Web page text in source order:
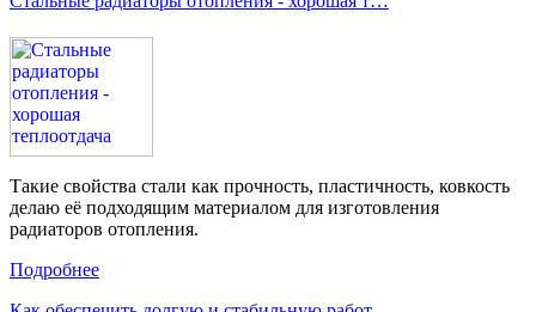
Такие свойства стали как прочность, пластичность, ковкость
делаю её подходящим материалом для изготовления
радиаторов отопления.
Подробнее